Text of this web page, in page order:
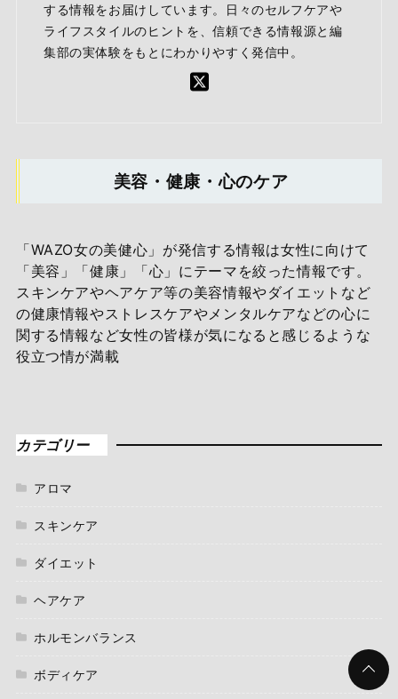
する情報をお届けしています。日々のセルフケアや
ライフスタイルのヒントを、信頼できる情報源と編
集部の実体験をもとにわかりやすく発信中。
美容・健康・心のケア
「WAZO女の美健心」が発信する情報は女性に向けて
「美容」「健康」「心」にテーマを絞った情報です。
スキンケアやヘアケア等の美容情報やダイエットなど
の健康情報やストレスケアやメンタルケアなどの心に
関する情報など女性の皆様が気になると感じるような
役立つ情が満載
カテゴリー
アロマ
スキンケア
ダイエット
ヘアケア
ホルモンバランス
ボディケア